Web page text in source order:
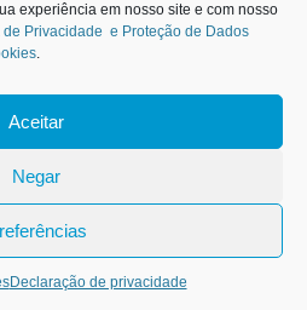
experiência em nosso site e com nosso
de Privacidade e Proteção de Dados
.
Aceitar
Negar
Declaração de privacidade
2022
on-line “Declaração de Ajuste
– IRPF Declaração de Bens e
SAIBA MAIS
02/2022
on-line “PMSP – Mini reforma
– CPOM e novo regime para as
Associado